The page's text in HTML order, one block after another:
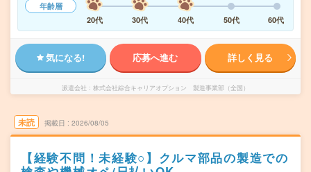
年齢層
20代
30代 40代 50代 60代
気になる! 応募へ進む 詳しく見る
派遣会社 株式会社綜合キャリアオプション 製造事業部（全国）
未読 掲載日 2026/08/05
【経験不問！未経験○】クルマ部品の製造での